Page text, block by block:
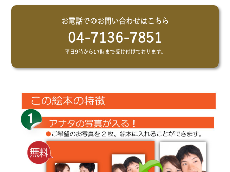
お電話でのお問い合わせはこちら
04-7136-7851
平日9時から17時まで受け付けております。